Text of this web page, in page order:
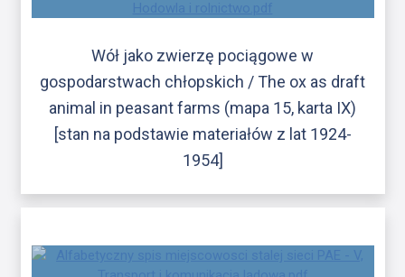
Wół jako zwierzę pociągowe w
gospodarstwach chłopskich / The ox as draft
animal in peasant farms (mapa 15, karta IX)
[stan na podstawie materiałów z lat 1924-
1954]